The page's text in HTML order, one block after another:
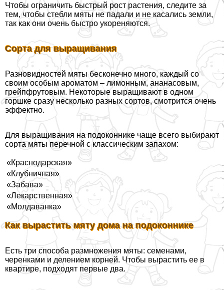
Чтобы ограничить быстрый рост растения, следите за
тем, чтобы стeбли мяты не падали и не касались земли,
так как они очень быстро укореняются.
Сорта для выращивания
Разновидностей мяты бесконечно много, каждый со
своим особым ароматом – лимонным, ананасовым,
грейпфрутовым. Некоторые выращивают в одном
горшке сразу несколько разных сортов, смотрится очень
эффектно.
Для выращивания на подоконнике чаще всего выбирают
сорта мяты перечной с классическим запахом:
«Краснодарская»
«Клубничная»
«Забава»
«Лекарственная»
«Молдаванка»
Как вырастить мяту дома на подоконнике
Есть три способа размножения мяты: семенами,
черенками и делением корней. Чтобы вырастить ее в
квартире, подходят первые два.